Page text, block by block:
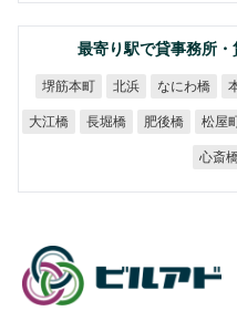
最寄り駅で貸事務所
堺筋本町 北浜 なにわ橋
大江橋 長堀橋 肥後橋 松屋
心斎